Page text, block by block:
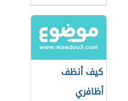
كيف أنظف
أظافري